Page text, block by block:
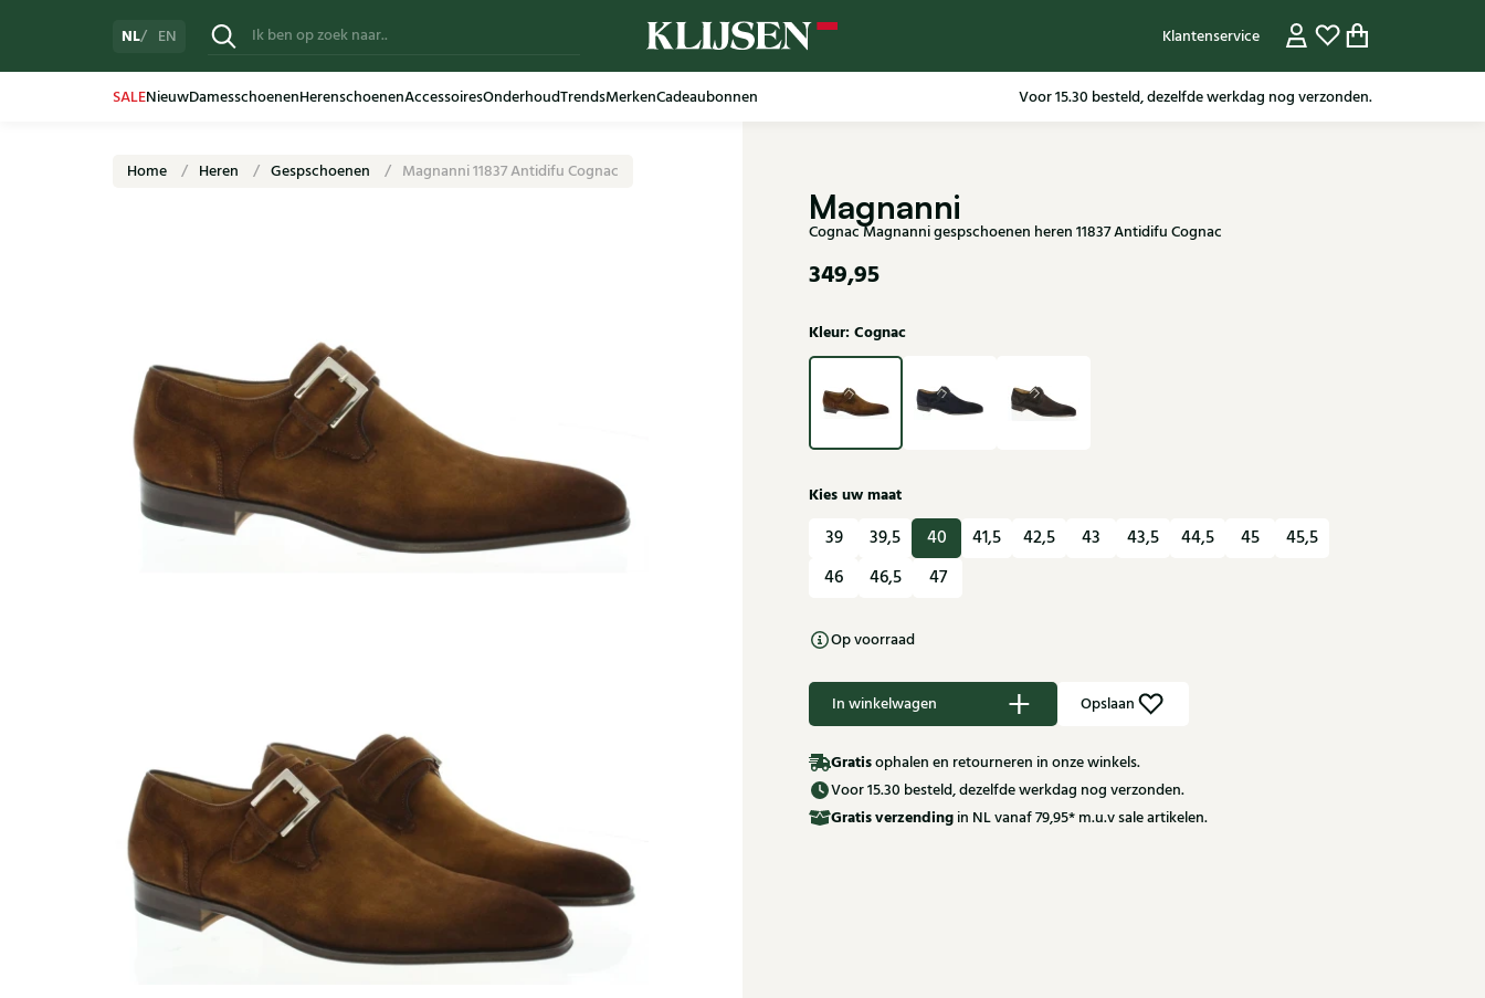
NL EN Klantenservice
SALENieuwDamesschoenenHerenschoenenAccessoiresOnderhoudTrendsMerkenCadeaubonnen Voor 15.30 besteld, dezelfde werkdag nog verzonden.
Gratis verzending in NL vanaf 79,95* m.u.v sale artikelen.
Home Heren Gespschoenen Magnanni 11837 Antidifu Cognac
Magnanni
Cognac Magnanni gespschoenen heren 11837 Antidifu Cognac
349,95
Kleur: Cognac
Kies uw maat
39 39,5 40 41,5 42,5 43 43,5 44,5 45
45,5
46
46,5 47
Op voorraad
In winkelwagen Opslaan
Gratisophalen en retourneren in onze winkels.
Voor 15.30 besteld, dezelfde werkdag nog verzonden.
Gratisverzending in NL vanaf 79,95* m.u.v sale artikelen.